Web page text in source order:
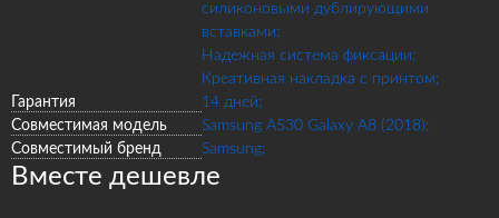
силиконовыми дублирующими
вставками;
Надежная система фиксации;
Креативная накладка с принтом;
Гарантия
14 дней;
Совместимая модель
Samsung A530 Galaxy A8 (2018);
Совместимый бренд
Samsung;
Вместе дешевле